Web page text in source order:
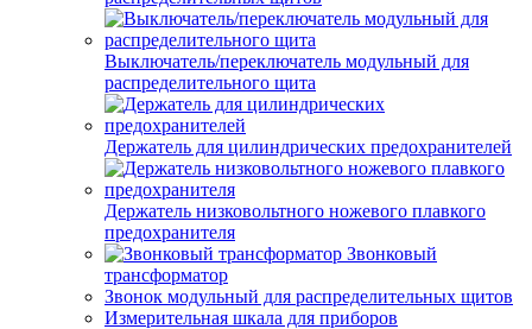
Выключатель/переключатель модульный для
распределительного щита
Держатель для цилиндрических предохранителей
Держатель низковольтного ножевого плавкого
предохранителя
Звонковый
трансформатор
Звонок модульный для распределительных щитов
Измерительная шкала для приборов